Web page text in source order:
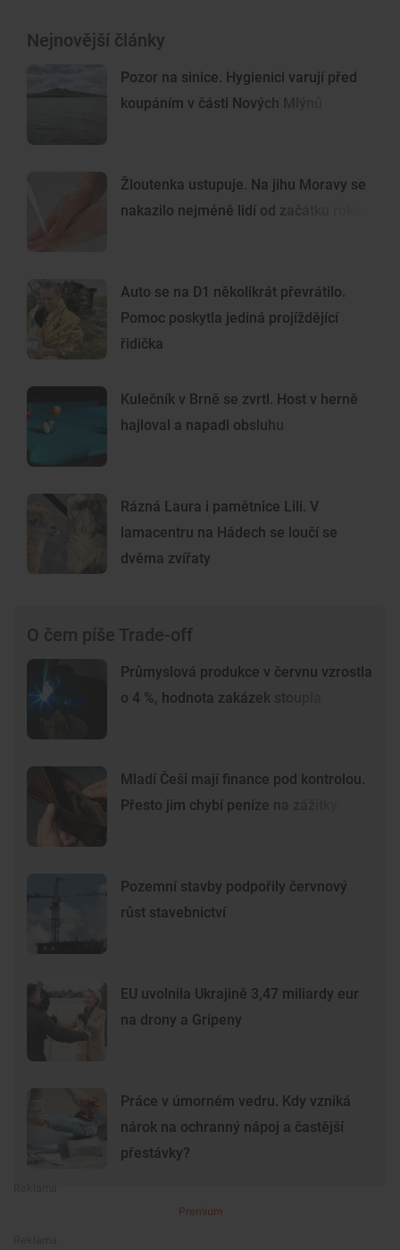
Nejnovější články
Pozor na sinice. Hygienici varují před
koupáním v části Nových Mlýnů
Žloutenka ustupuje. Na jihu Moravy se
nakazilo nejméně lidí od začátku roku
Auto se na D1 několikrát převrátilo.
Pomoc poskytla jediná projíždějící
řidička
Kulečník v Brně se zvrtl. Host v herně
hajloval a napadl obsluhu
Rázná Laura i pamětnice Lili. V
lamacentru na Hádech se loučí se
dvěma zvířaty
O čem píše Trade-off
Průmyslová produkce v červnu vzrostla
o 4 %, hodnota zakázek stoupla
Mladí Češi mají finance pod kontrolou.
Přesto jim chybí peníze na zážitky
Pozemní stavby podpořily červnový
růst stavebnictví
EU uvolnila Ukrajině 3,47 miliardy eur
na drony a Gripeny
Práce v úmorném vedru. Kdy vzniká
nárok na ochranný nápoj a častější
přestávky?
Premium